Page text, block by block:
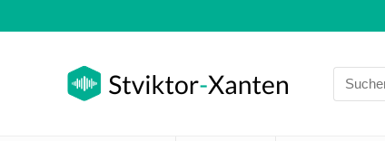
Search
for: